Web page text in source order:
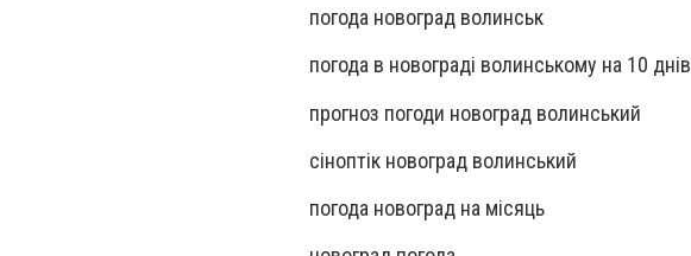
погода новоград волинськ
погода в новограді волинському на 10 днів
прогноз погоди новоград волинський
сіноптік новоград волинський
погода новоград на місяць